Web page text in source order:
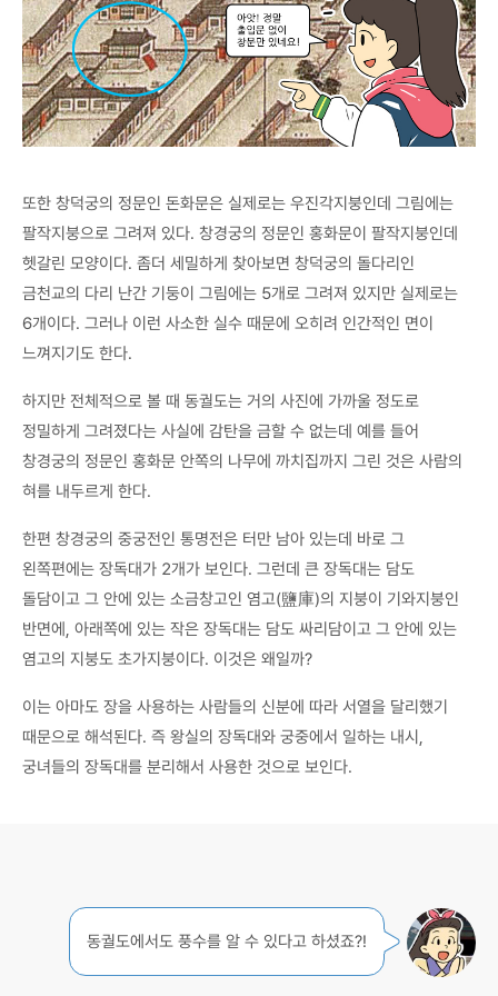
또한 창덕궁의 정문인 돈화문은 실제로는 우진각지붕인데 그림에는
팔작지붕으로 그려져 있다. 창경궁의 정문인 홍화문이 팔작지붕인데
헷갈린 모양이다. 좀더 세밀하게 찾아보면 창덕궁의 돌다리인
금천교의 다리 난간 기둥이 그림에는 5개로 그려져 있지만 실제로는
6개이다. 그러나 이런 사소한 실수 때문에 오히려 인간적인 면이
느껴지기도 한다.
하지만 전체적으로 볼 때 동궐도는 거의 사진에 가까울 정도로
정밀하게 그려졌다는 사실에 감탄을 금할 수 없는데 예를 들어
창경궁의 정문인 홍화문 안쪽의 나무에 까치집까지 그린 것은 사람의
혀를 내두르게 한다.
한편 창경궁의 중궁전인 통명전은 터만 남아 있는데 바로 그
왼쪽편에는 장독대가 2개가 보인다. 그런데 큰 장독대는 담도
돌담이고 그 안에 있는 소금창고인 염고(鹽庫)의 지붕이 기와지붕인
반면에, 아래쪽에 있는 작은 장독대는 담도 싸리담이고 그 안에 있는
염고의 지붕도 초가지붕이다. 이것은 왜일까?
이는 아마도 장을 사용하는 사람들의 신분에 따라 서열을 달리했기
때문으로 해석된다. 즉 왕실의 장독대와 궁중에서 일하는 내시,
궁녀들의 장독대를 분리해서 사용한 것으로 보인다.
동궐도에서도 풍수를 알 수 있다고 하셨죠?!